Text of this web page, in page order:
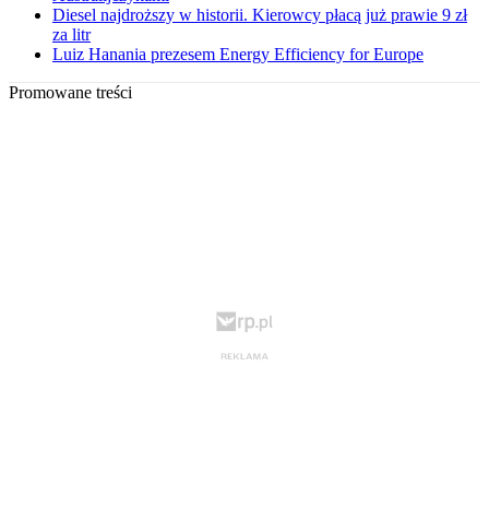
Diesel najdroższy w historii. Kierowcy płacą już prawie 9 zł
za litr
Luiz Hanania prezesem Energy Efficiency for Europe
Promowane treści